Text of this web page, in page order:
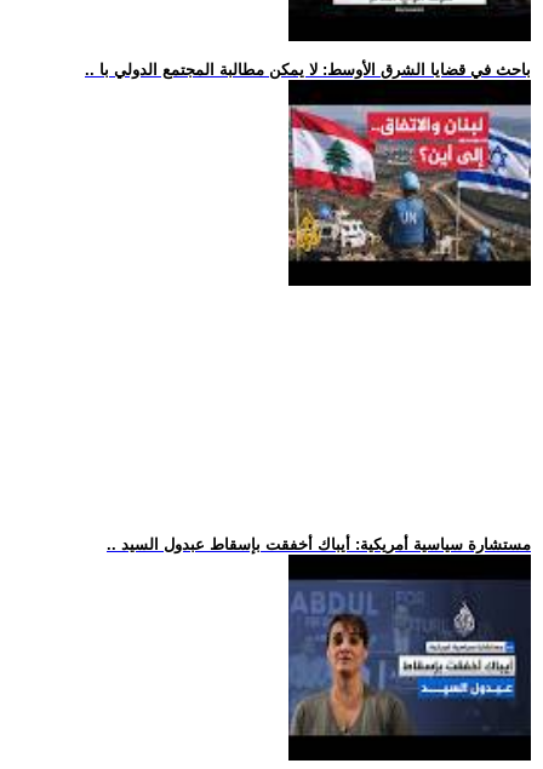
.. باحث في قضايا الشرق الأوسط: لا يمكن مطالبة المجتمع الدولي با
.. مستشارة سياسية أمريكية: أيباك أخفقت بإسقاط عبدول السيد